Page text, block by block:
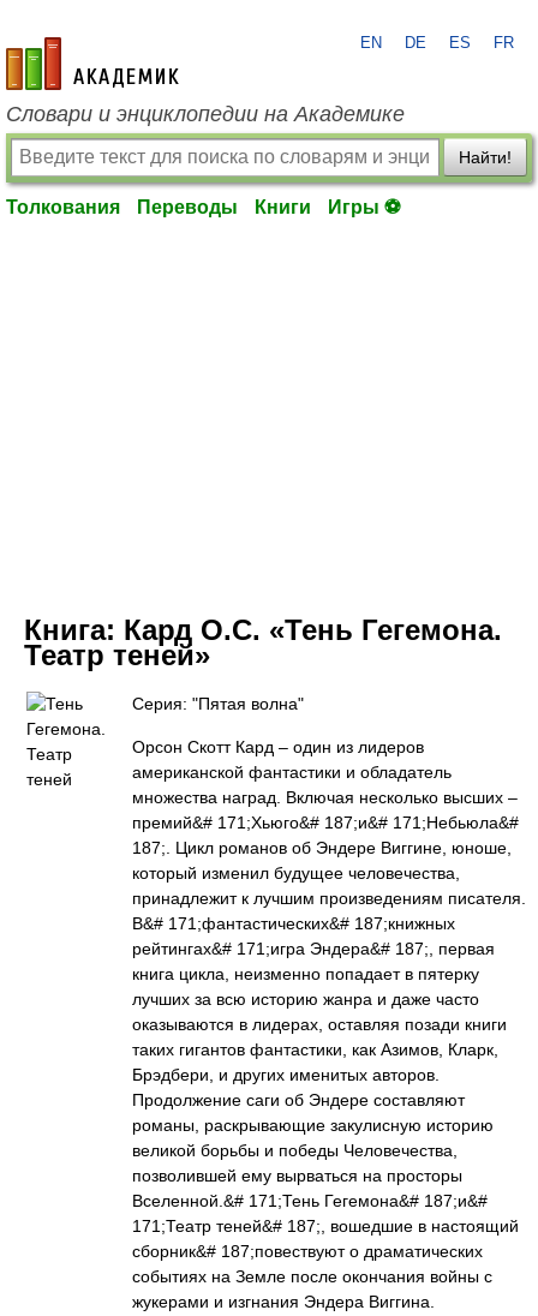
academic.ru
EN DE ES FR
Словари и энциклопедии на Академике
Найти!
Толкования Переводы Книги Игры ⚽
Книга: Кард О.С. «Тень Гегемона.
Театр теней»
Серия: "Пятая волна"
Орсон Скотт Кард – один из лидеров
американской фантастики и обладатель
множества наград. Включая несколько высших –
премий&# 171;Хьюго&# 187;и&# 171;Небьюла&#
187;. Цикл романов об Эндере Виггине, юноше,
который изменил будущее человечества,
принадлежит к лучшим произведениям писателя.
В&# 171;фантастических&# 187;книжных
рейтингах&# 171;игра Эндера&# 187;, первая
книга цикла, неизменно попадает в пятерку
лучших за всю историю жанра и даже часто
оказываются в лидерах, оставляя позади книги
таких гигантов фантастики, как Азимов, Кларк,
Брэдбери, и других именитых авторов.
Продолжение саги об Эндере составляют
романы, раскрывающие закулисную историю
великой борьбы и победы Человечества,
позволившей ему вырваться на просторы
Вселенной.&# 171;Тень Гегемона&# 187;и&#
171;Театр теней&# 187;, вошедшие в настоящий
сборник&# 187;повествуют о драматических
событиях на Земле после окончания войны с
жукерами и изгнания Эндера Виггина.